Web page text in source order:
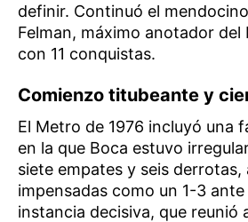
definir. Continuó el
Felman, máximo anotador
con 11 conquistas.
Comienzo titubeante y
El Metro de 1976 incluyó una
en la que Boca estuvo
siete empates y seis derrotas,
impensadas como un 1-3 ante
instancia decisiva, que reunió